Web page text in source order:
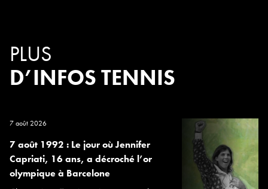
PLUS
D’INFOS TENNIS
7 août 2026
7 août 1992 : Le jour où Jennifer
Capriati, 16 ans, a décroché l’or
olympique à Barcelone